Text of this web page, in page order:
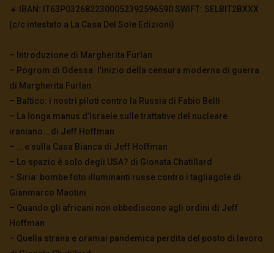
☀️ IBAN: IT63P0326822300052392596590 SWIFT: SELBIT2BXXX
(c/c intestato a La Casa Del Sole Edizioni)
– Introduzione di Margherita Furlan
– Pogrom di Odessa: l’inizio della censura moderna di guerra
di Margherita Furlan
– Baltico: i nostri piloti contro la Russia di Fabio Belli
– La longa manus d’Israele sulle trattative del nucleare
iraniano… di Jeff Hoffman
– … e sulla Casa Bianca di Jeff Hoffman
– Lo spazio è solo degli USA? di Gionata Chatillard
– Siria: bombe foto illuminanti russe contro i tagliagole di
Gianmarco Maotini
– Quando gli africani non obbediscono agli ordini di Jeff
Hoffman
– Quella strana e oramai pandemica perdita del posto di lavoro